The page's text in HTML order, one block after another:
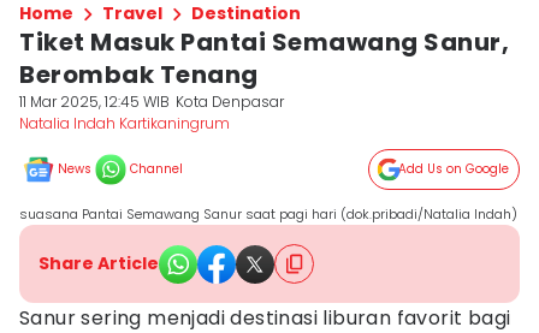
Home Travel Destination
Tiket Masuk Pantai Semawang Sanur,
Berombak Tenang
11 Mar 2025, 12:45 WIB Kota Denpasar
Natalia Indah Kartikaningrum
News Channel Add Us on Google
suasana Pantai Semawang Sanur saat pagi hari (dok.pribadi/Natalia Indah)
Share Article
Sanur sering menjadi destinasi liburan favorit bagi